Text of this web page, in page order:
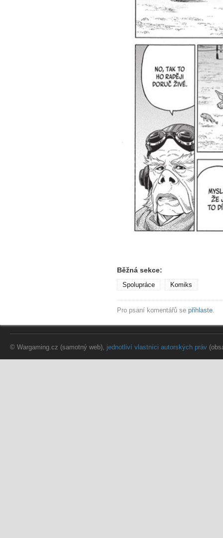
Běžná sekce:
Spolupráce Komiks
Pro psaní komentářů se přihlaste
© Wargaming.cz (samotný web), jednotliví vlastníci autorských práv